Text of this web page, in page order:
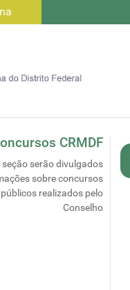
CRMDF
seção serão divulgados
sobre concursos
públicos realizados pelo
Conselho